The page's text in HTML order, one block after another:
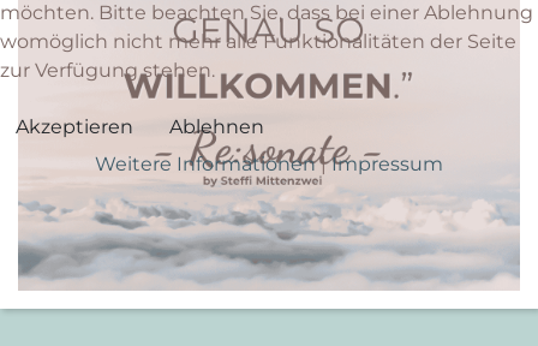
möchten. Bitte beachten Sie, dass bei einer Ablehnung
womöglich nicht mehr alle Funktionalitäten der Seite
zur Verfügung stehen.
Akzeptieren
Ablehnen
Weitere Informationen|Impressum